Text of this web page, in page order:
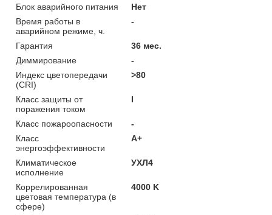
Блок аварийного питания
Нет
Время работы в
аварийном режиме, ч.
-
Гарантия
36 мес.
Диммирование
-
Индекс цветопередачи
(CRI)
>80
Класс защиты от
поражения током
I
Класс пожароопасности
-
Класс
энергоэффективности
A+
Климатическое
исполнение
УХЛ4
Коррелированная
цветовая температура (в
сфере)
4000 K